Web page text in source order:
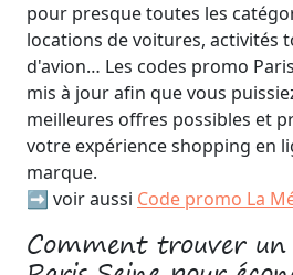
pour presque toutes les
locations de voitures, activités
d'avion… Les codes promo
mis à jour afin que vous
meilleures offres possibles et
votre expérience shopping en
marque.
➡️ voir aussi Code promo La
Comment trouver